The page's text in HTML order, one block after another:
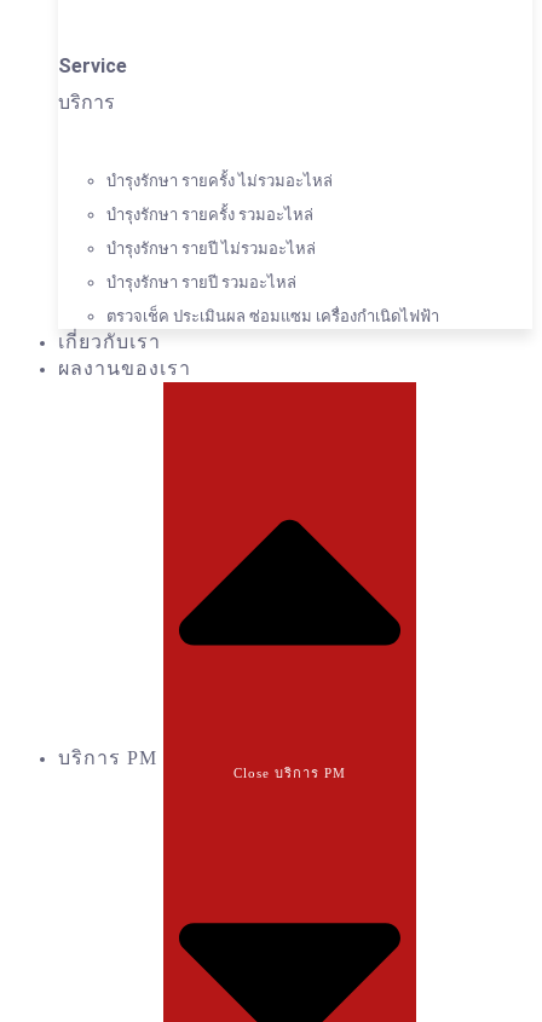
Service
บริการ
บำรุงรักษา รายครั้ง ไม่รวมอะไหล่
บำรุงรักษา รายครั้ง รวมอะไหล่
บำรุงรักษา รายปี ไม่รวมอะไหล่
บำรุงรักษา รายปี รวมอะไหล่
ตรวจเช็ค ประเมินผล ซ่อมแซม เครื่องกำเนิดไฟฟ้า
เกี่ยวกับเรา
ผลงานของเรา
บริการ PM
Close บริการ PM